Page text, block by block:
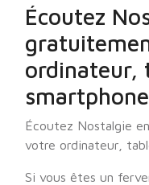
Écoutez
ordinateur,
Écoutez Nostalgie
votre ordinateur,
Si vous êtes un